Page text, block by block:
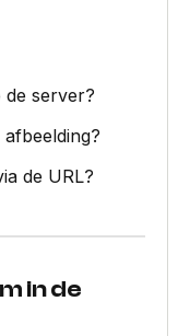
de server?
de URL?
in de